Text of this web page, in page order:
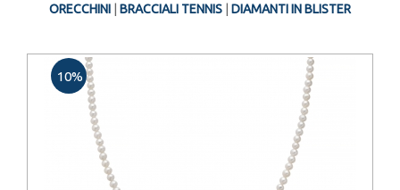
ORECCHINI
BRACCIALI TENNIS DIAMANTI IN BLISTER
10%